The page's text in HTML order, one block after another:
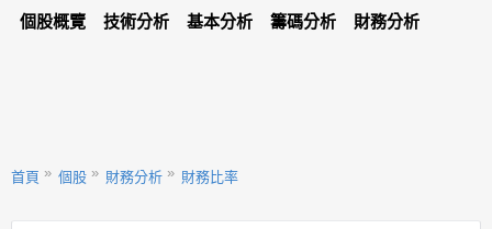
個股概覽 技術分析 基本分析 籌碼分析 財務分析
首頁 個股 財務分析 財務比率